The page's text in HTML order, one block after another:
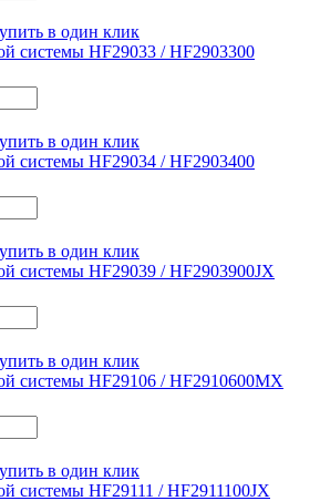
в один клик
системы HF29033 / HF2903300
в один клик
системы HF29034 / HF2903400
в один клик
системы HF29039 / HF2903900JX
в один клик
системы HF29106 / HF2910600MX
в один клик
системы HF29111 / HF2911100JX